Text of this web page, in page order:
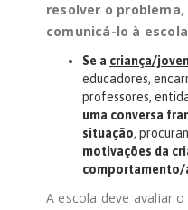
resolver o problema
comunicá-lo à
Se a criança/
educadores,
professores,
uma conversa
situação,
motivações da
A escola deve avaliar